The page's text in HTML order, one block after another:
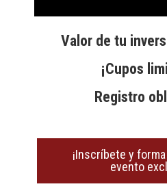
Valor de tu
¡Cupos
Registro
¡Inscríbete y
evento